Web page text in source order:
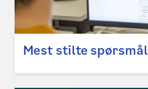
Mest stilte spørsmål